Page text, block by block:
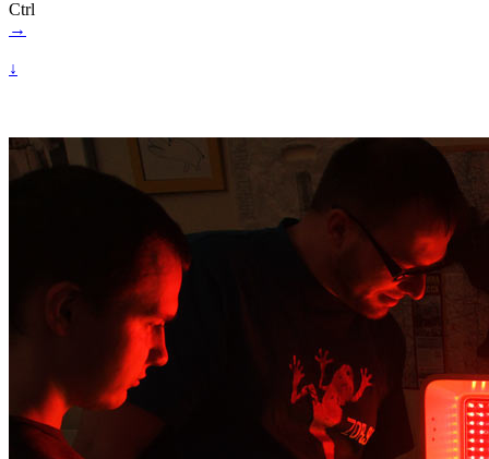
Ctrl
→
↓